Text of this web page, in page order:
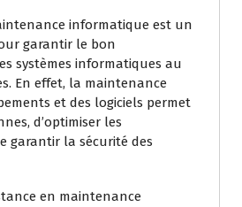
informatique est un
garantir le bon
systèmes informatiques au
En effet, la maintenance
et des logiciels permet
d’optimiser les
garantir la sécurité des
en maintenance